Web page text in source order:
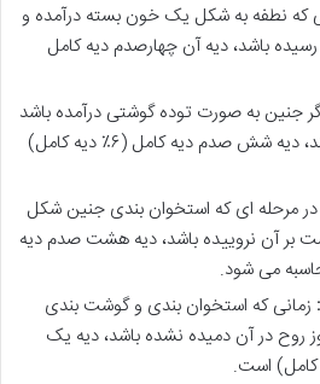
که نطفه به شکل یک خون بسته درآمده و
باشد، دیه آن چهارصدم دیه کامل
جنین به صورت توده گوشتی درآمده باشد
که به آن مضغه می گویند، دیه شش صدم دیه کامل (۶٪ دیه کامل)
در مرحله ای که استخوان بندی جنین شکل
بر آن نروییده باشد، دیه هشت صدم دیه
زمانی که استخوان بندی و گوشت بندی
روح در آن دمیده نشده باشد، دیه یک